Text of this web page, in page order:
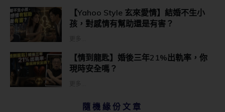
【Yahoo Style 玄來愛情】結婚不生小
孩，對感情有幫助還是有害？
【情到龍匙】婚後三年21%出軌率，你
現時安全嗎？
隨機緣份文章